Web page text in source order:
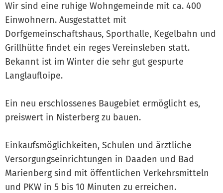
Wir sind eine ruhige Wohngemeinde mit ca. 400
Einwohnern. Ausgestattet mit
Dorfgemeinschaftshaus, Sporthalle, Kegelbahn und
Grillhütte findet ein reges Vereinsleben statt.
Bekannt ist im Winter die sehr gut gespurte
Langlaufloipe.
Ein neu erschlossenes Baugebiet ermöglicht es,
preiswert in Nisterberg zu bauen.
Einkaufsmöglichkeiten, Schulen und ärztliche
Versorgungseinrichtungen in Daaden und Bad
Marienberg sind mit öffentlichen Verkehrsmitteln
und PKW in 5 bis 10 Minuten zu erreichen.